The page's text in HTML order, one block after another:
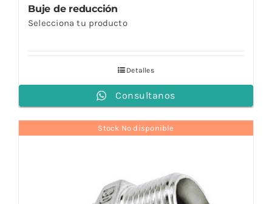
Buje de reducción
Selecciona tu producto
Detalles
Consultanos
Stock No disponible